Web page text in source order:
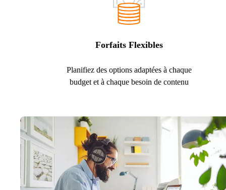
Forfaits Flexibles
Planifiez des options adaptées à chaque
budget et à chaque besoin de contenu